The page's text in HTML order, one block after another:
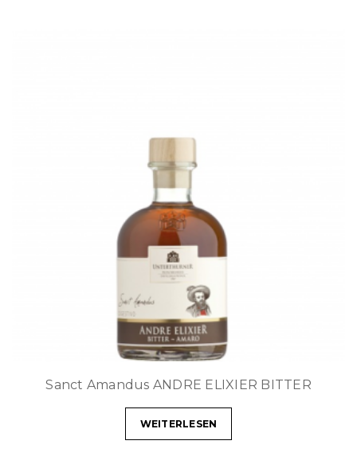
Sanct Amandus ANDRE ELIXIER BITTER
WEITERLESEN